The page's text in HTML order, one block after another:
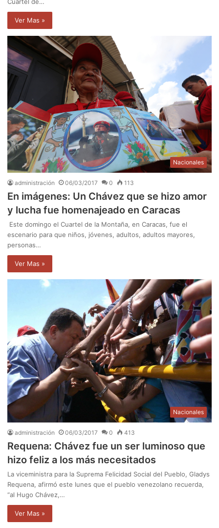
Cuartel de…
Ver Mas »
Nacionales
administración 06/03/2017 0 113
En imágenes: Un Chávez que se hizo amor
y lucha fue homenajeado en Caracas
Este domingo el Cuartel de la Montaña, en Caracas, fue el
escenario para que niños, jóvenes, adultos, adultos mayores,
personas…
Ver Mas »
Nacionales
administración 06/03/2017 0 413
Requena: Chávez fue un ser luminoso que
hizo feliz a los más necesitados
La viceministra para la Suprema Felicidad Social del Pueblo, Gladys
Requena, afirmó este lunes que el pueblo venezolano recuerda,
“al Hugo Chávez,…
Ver Mas »